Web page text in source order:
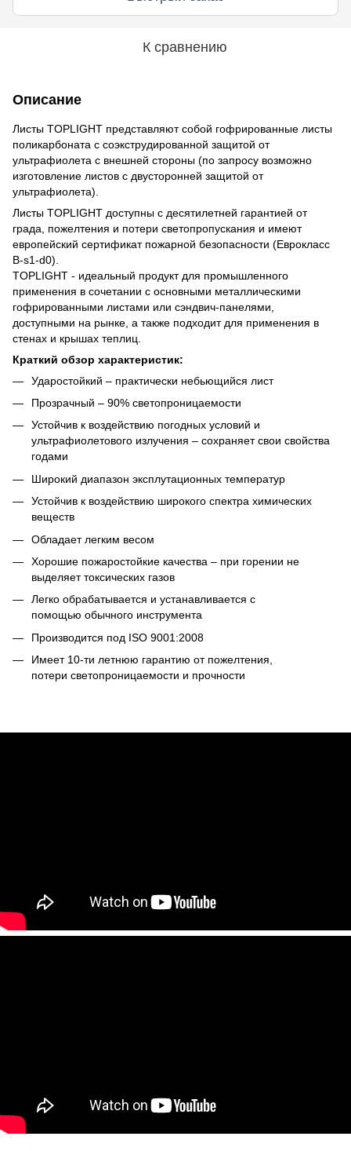
К сравнению
Описание
Листы TOPLIGHT представляют собой гофрированные листы
поликарбоната с соэкструдированной защитой от
ультрафиолета с внешней стороны (по запросу возможно
изготовление листов с двусторонней защитой от
ультрафиолета).
Листы TOPLIGHT доступны с десятилетней гарантией от
града, пожелтения и потери светопропускания и имеют
европейский сертификат пожарной безопасности (Еврокласс
B-s1-d0).
TOPLIGHT - идеальный продукт для промышленного
применения в сочетании с основными металлическими
гофрированными листами или сэндвич-панелями,
доступными на рынке, а также подходит для применения в
стенах и крышах теплиц.
Краткий обзор характеристик:
Ударостойкий – практически небьющийся лист
Прозрачный – 90% светопроницаемости
Устойчив к воздействию погодных условий и
ультрафиолетового излучения – сохраняет свои свойства
годами
Широкий диапазон эксплутационных температур
Устойчив к воздействию широкого спектра химических
веществ
Обладает легким весом
Хорошие пожаростойкие качества – при горении не
выделяет токсических газов
Легко обрабатывается и устанавливается с
помощью обычного инструмента
Производится под ISO 9001:2008
Имеет 10-ти летнюю гарантию от пожелтения,
потери светопроницаемости и прочности